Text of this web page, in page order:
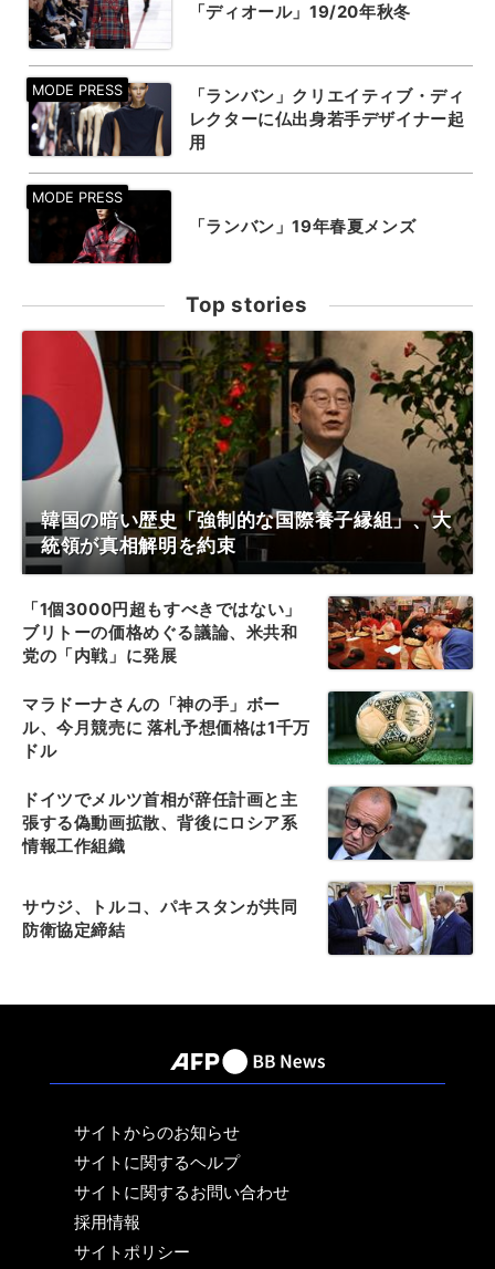
「ディオール」19/20年秋冬
「ランバン」クリエイティブ・ディ
レクターに仏出身若手デザイナー起
用
「ランバン」19年春夏メンズ
Top stories
韓国の暗い歴史「強制的な国際養子縁組」、大
統領が真相解明を約束
「1個3000円超もすべきではない」
ブリトーの価格めぐる議論、米共和
党の「内戦」に発展
マラドーナさんの「神の手」ボー
ル、今月競売に 落札予想価格は1千万
ドル
ドイツでメルツ首相が辞任計画と主
張する偽動画拡散、背後にロシア系
情報工作組織
サウジ、トルコ、パキスタンが共同
防衛協定締結
サイトからのお知らせ
サイトに関するヘルプ
サイトに関するお問い合わせ
採用情報
サイトポリシー